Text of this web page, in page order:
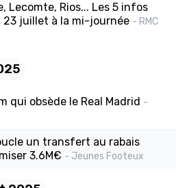
Lecomte, Rios... Les 5 infos
23 juillet à la mi-journée - RMC
qui obsède le Real Madrid -
un transfert au rabais
3.6M€ - Jeunes Footeux